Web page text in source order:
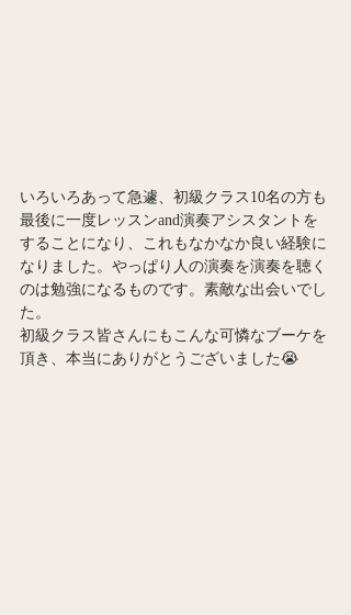
いろいろあって急遽、初級クラス10名の方も
最後に一度レッスンand演奏アシスタントを
することになり、これもなかなか良い経験に
なりました。やっぱり人の演奏を演奏を聴く
のは勉強になるものです。素敵な出会いでし
た。
初級クラス皆さんにもこんな可憐なブーケを
頂き、本当にありがとうございました😭